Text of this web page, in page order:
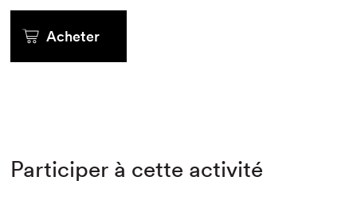
Acheter
Participer à cette activité